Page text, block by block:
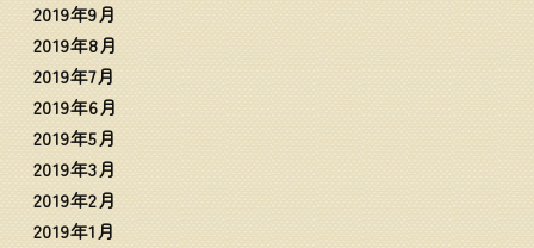
2019年9月
2019年8月
2019年7月
2019年6月
2019年5月
2019年3月
2019年2月
2019年1月